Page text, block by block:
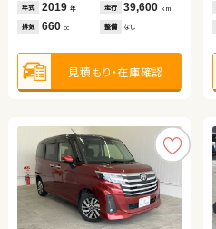
年式 2019 年 走行 39,600 km
排気 660 cc 整備 なし
見積もり・在庫確認
諸費用：6.6 万円 （税込）
保証 あり 住所 福島県
排気 660 整備 なし
年式 2023 年 走行 5,900km
排気 2,000 整備 法定整備付
見積もり・在庫確認